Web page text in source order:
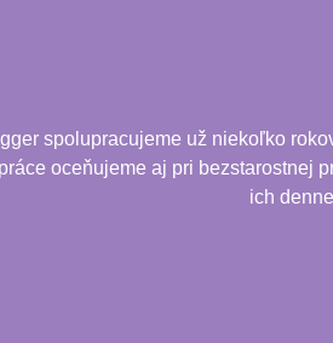
spolupracujeme už niekoľko
oceňujeme aj pri bezstarostnej
ich